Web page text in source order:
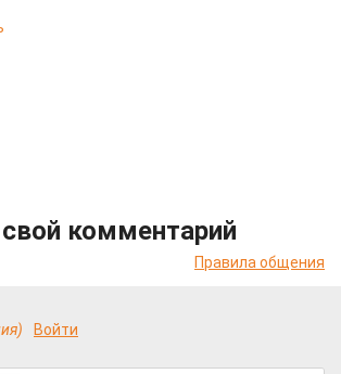
комментарий
Правила общения
Войти